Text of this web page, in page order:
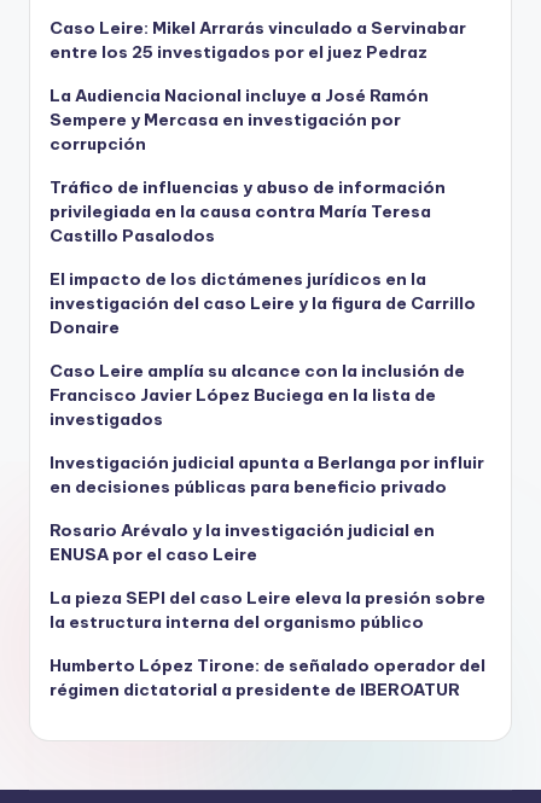
Caso Leire: Mikel Arrarás vinculado a Servinabar
entre los 25 investigados por el juez Pedraz
La Audiencia Nacional incluye a José Ramón
Sempere y Mercasa en investigación por
corrupción
Tráfico de influencias y abuso de información
privilegiada en la causa contra María Teresa
Castillo Pasalodos
El impacto de los dictámenes jurídicos en la
investigación del caso Leire y la figura de Carrillo
Donaire
Caso Leire amplía su alcance con la inclusión de
Francisco Javier López Buciega en la lista de
investigados
Investigación judicial apunta a Berlanga por influir
en decisiones públicas para beneficio privado
Rosario Arévalo y la investigación judicial en
ENUSA por el caso Leire
La pieza SEPI del caso Leire eleva la presión sobre
la estructura interna del organismo público
Humberto López Tirone: de señalado operador del
régimen dictatorial a presidente de IBEROATUR